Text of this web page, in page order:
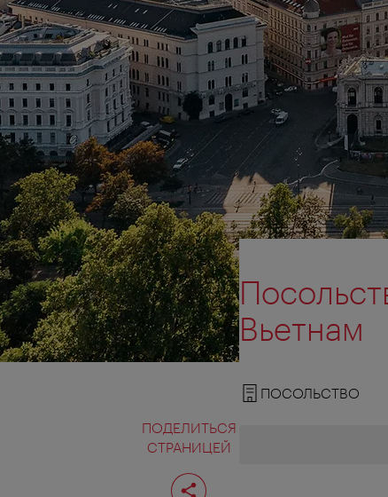
ПОДЕЛИТЬСЯ
СТРАНИЦЕЙ
Поделиться
страницей
Вьетнам
ПОСОЛЬСТВО